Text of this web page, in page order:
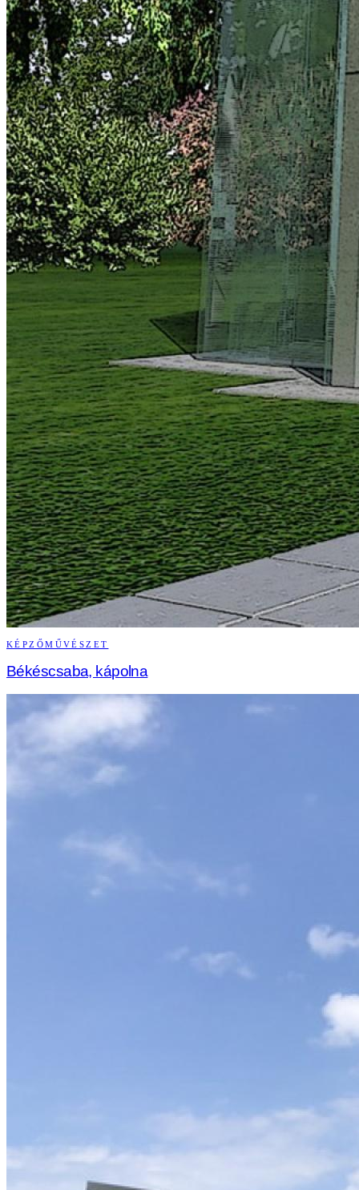
KÉPZŐMŰVÉSZET
Békéscsaba, kápolna